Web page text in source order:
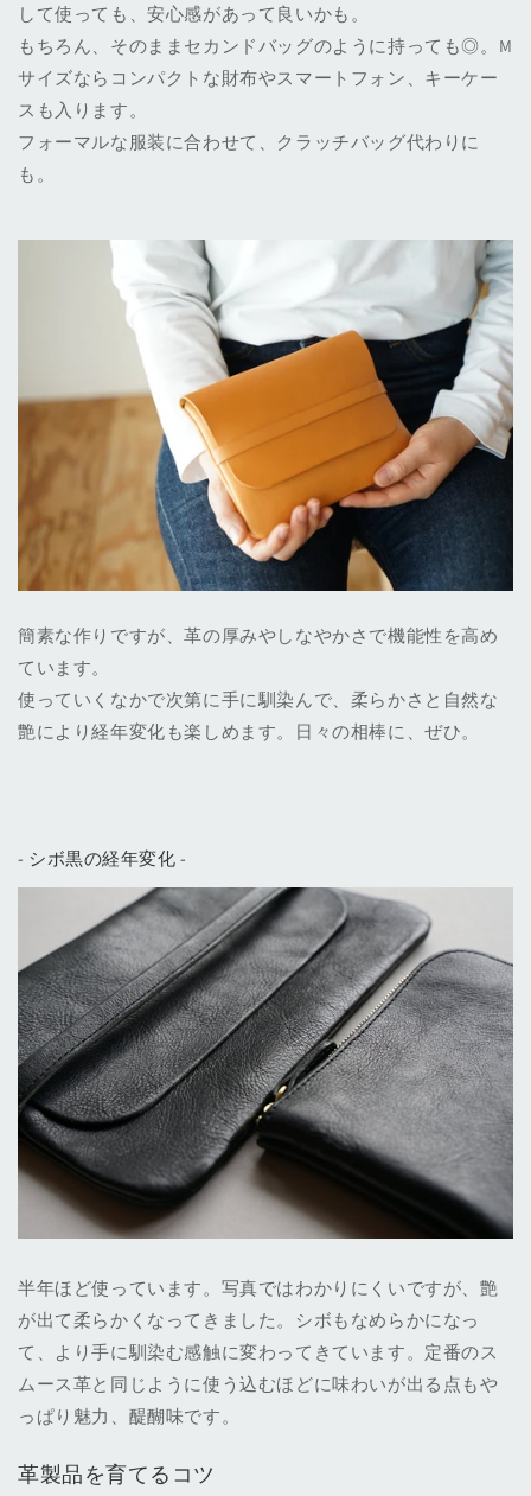
して使っても、安心感があって良いかも。
もちろん、そのままセカンドバッグのように持っても◎。M
サイズならコンパクトな財布やスマートフォン、キーケー
スも入ります。
フォーマルな服装に合わせて、クラッチバッグ代わりに
も。
簡素な作りですが、革の厚みやしなやかさで機能性を高め
ています。
使っていくなかで次第に手に馴染んで、柔らかさと自然な
艶により経年変化も楽しめます。日々の相棒に、ぜひ。
- シボ黒の経年変化 -
半年ほど使っています。写真ではわかりにくいですが、艶
が出て柔らかくなってきました。シボもなめらかになっ
て、より手に馴染む感触に変わってきています。定番のス
ムース革と同じように使う込むほどに味わいが出る点もや
っぱり魅力、醍醐味です。
革製品を育てるコツ